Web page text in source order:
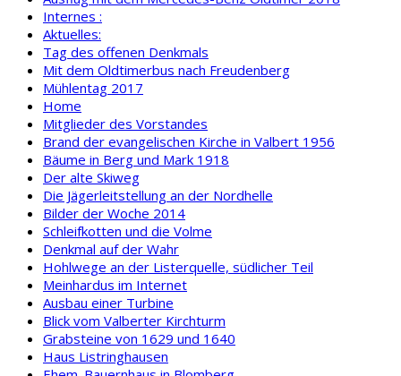
Internes :
Aktuelles:
Tag des offenen Denkmals
Mit dem Oldtimerbus nach Freudenberg
Mühlentag 2017
Home
Mitglieder des Vorstandes
Brand der evangelischen Kirche in Valbert 1956
Bäume in Berg und Mark 1918
Der alte Skiweg
Die Jägerleitstellung an der Nordhelle
Bilder der Woche 2014
Schleifkotten und die Volme
Denkmal auf der Wahr
Hohlwege an der Listerquelle, südlicher Teil
Meinhardus im Internet
Ausbau einer Turbine
Blick vom Valberter Kirchturm
Grabsteine von 1629 und 1640
Haus Listringhausen